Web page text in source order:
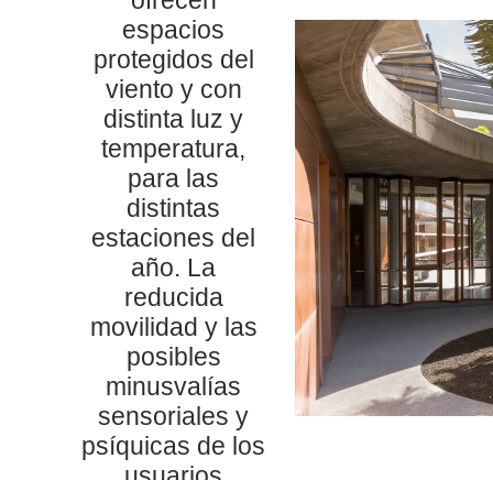
espacios
protegidos del
viento y con
distinta luz y
temperatura,
para las
distintas
estaciones del
año. La
reducida
movilidad y las
posibles
minusvalías
sensoriales y
psíquicas de los